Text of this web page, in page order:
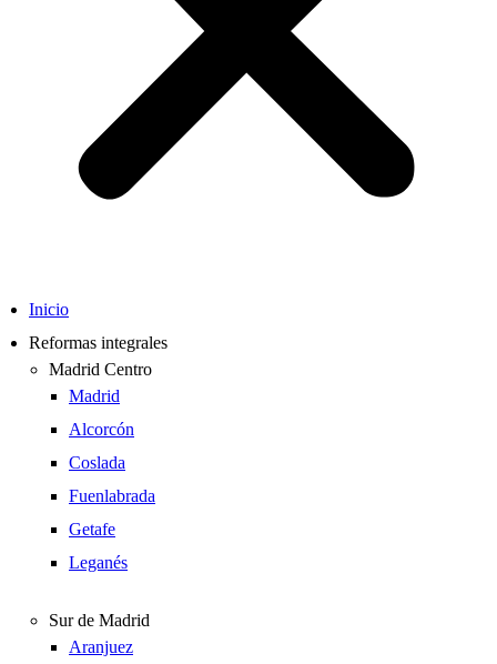
Inicio
Reformas integrales
Madrid Centro
Madrid
Alcorcón
Coslada
Fuenlabrada
Getafe
Leganés
Sur de Madrid
Aranjuez